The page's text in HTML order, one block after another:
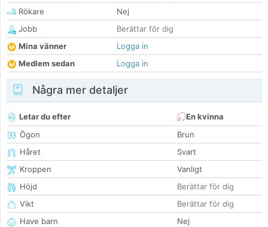
Rökare
Nej
Jobb
Berättar för dig
Mina vänner
Logga in
Medlem sedan
Logga in
Några mer detaljer
Letar du efter
En kvinna
Ögon
Brun
Håret
Svart
Kroppen
Vanligt
Höjd
Berättar för dig
Vikt
Berättar för dig
Have barn
Nej